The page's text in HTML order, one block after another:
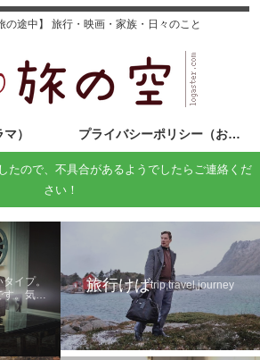
の途中】 旅行・映画・家族・日々のこと
） プライバシーポリシー（お問い合わせ）
たので、不具合があるようでしたらご連絡くだ
さい！
イプ。
す。気に
でくださ
旅行けばtrip,travel,journey